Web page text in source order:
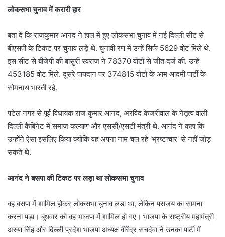
लोकसभा चुनाव में करारी हार
बता दें कि राजकुमार आनंद ने हाल में हुए लोकसभा चुनाव में नई दिल्ली सीट से
बीएसपी के टिकट पर चुनाव लड़े थे. चुनावी रण में उन्हें सिर्फ 5629 वोट मिले थे.
इस सीट से बीजेपी की बांसुरी स्वराज ने 78370 वोटों से जीत दर्ज की. उन्हें
453185 वोट मिले. दूसरे पायदान पर 374815 वोटों के आम आदमी पार्टी के
सोमनाथ भारती रहे.
पटेल नगर से पूर्व विधायक राज कुमार आनंद, अरविंद केजरीवाल के नेतृत्व वाली
दिल्ली कैबिनेट में समाज कल्याण और एससी/एसटी मंत्री थे. आनंद ने कहा कि
उन्होंने ऐसा इसलिए किया क्योंकि वह अपना नाम चल रहे 'भ्रष्टाचार' से नहीं जोड़
सकते थे.
आनंद ने बसपा की टिकट पर लड़ा था लोकसभा चुनाव
वह बसपा में शामिल होकर लोकसभा चुनाव लड़ा था, लेकिन पराजय का सामना
करना पड़ा। बुधवार को वह भाजपा में शामिल हो गए। भाजपा के राष्ट्रीय महामंत्री
अरुण सिंह और दिल्ली प्रदेश भाजपा अध्यक्ष वीरेंद्र सचदेवा ने उनका पार्टी में